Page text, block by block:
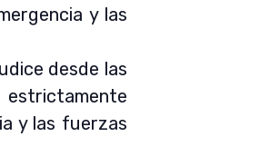
y las
desde las
y las fuerzas